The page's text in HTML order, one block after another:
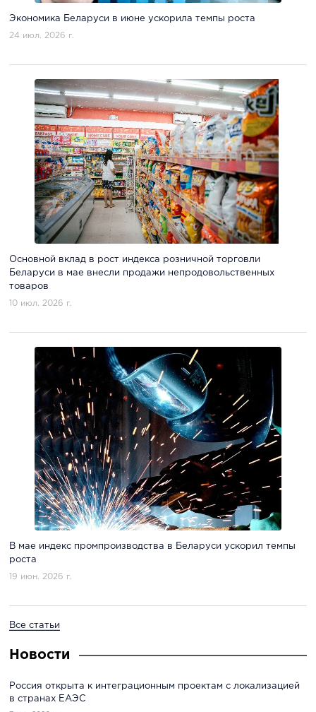
Экономика Беларуси в июне ускорила темпы роста
24 июл. 2026 г.
Основной вклад в рост индекса розничной торговли
Беларуси в мае внесли продажи непродовольственных
товаров
10 июл. 2026 г.
В мае индекс промпроизводства в Беларуси ускорил темпы
роста
19 июн. 2026 г.
Все статьи
Новости
Россия открыта к интеграционным проектам с локализацией
в странах ЕАЭС